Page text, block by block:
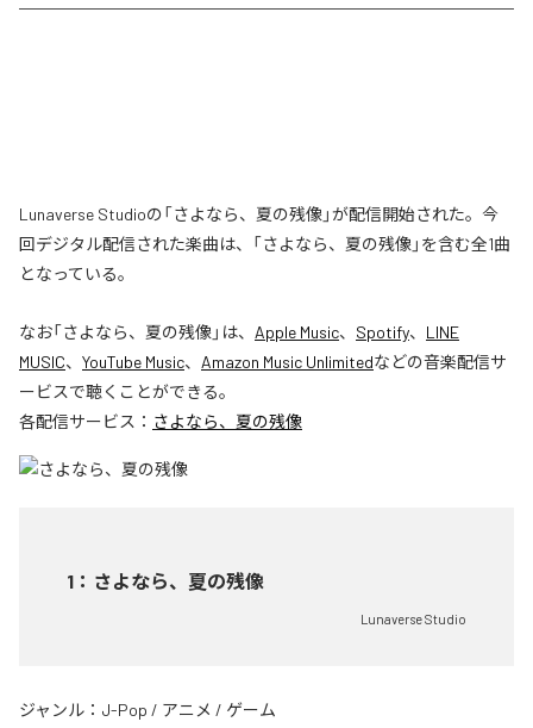
Lunaverse Studioの「さよなら、夏の残像」が配信開始された。今
回デジタル配信された楽曲は、「さよなら、夏の残像」を含む全1曲
となっている。
なお「さよなら、夏の残像」は、 Apple Music、 Spotify、 LINE
MUSIC、 YouTube Music、 Amazon Music Unlimitedなどの音楽配信サ
ービスで聴くことができる。
各配信サービス： さよなら、夏の残像
1 ： さよなら、夏の残像
Lunaverse Studio
ジャンル： J-Pop / アニメ / ゲーム